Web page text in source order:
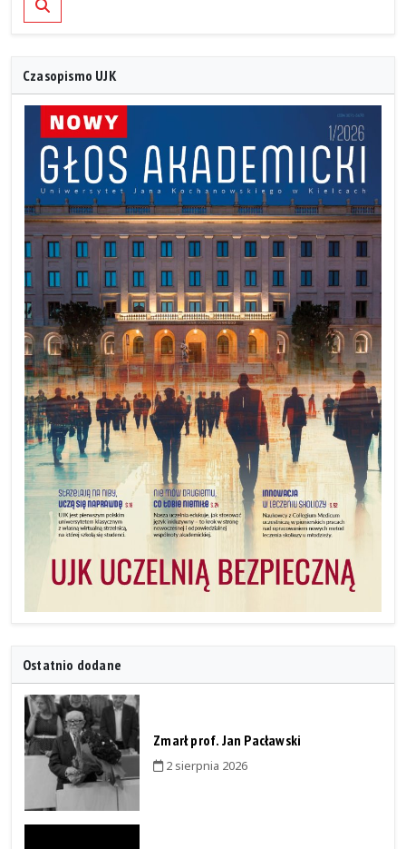
Czasopismo UJK
Ostatnio dodane
Zmarł prof. Jan Pacławski
2 sierpnia 2026